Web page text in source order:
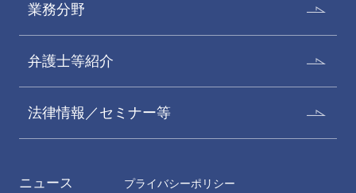
業務分野
弁護士等紹介
法律情報／セミナー等
ニュース プライバシーポリシー